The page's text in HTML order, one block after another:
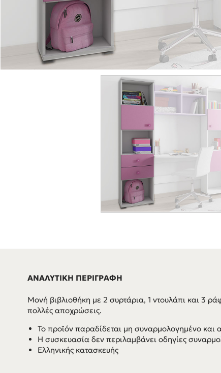
ΑΝΑΛΥΤΙΚΗ ΠΕΡΙΓΡΑΦΗ
Μονή βιβλιοθήκη με 2 συρτάρια, 1 ντουλάπι και 3
πολλές αποχρώσεις.
Το προϊόν παραδίδεται μη συναρμολογημένο και
Η συσκευασία δεν περιλαμβάνει οδηγίες
Ελληνικής κατασκευής